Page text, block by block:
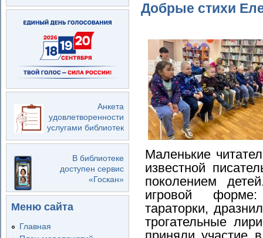
Анкета
удовлетворенности
услугами библиотек
В библиотеке
доступен сервис
«Госкан»
Меню сайта
Главная
Добрые стихи
Маленькие
известной
поколением
игровой форме:
тараторки,
трогательные